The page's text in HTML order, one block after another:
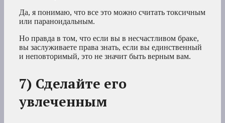
Да, я понимаю, что все это можно считать токсичным
или параноидальным.
Но правда в том, что если вы в несчастливом браке,
вы заслуживаете права знать, если вы единственный
и неповторимый, это не значит быть верным вам.
7) Сделайте его
увлеченным